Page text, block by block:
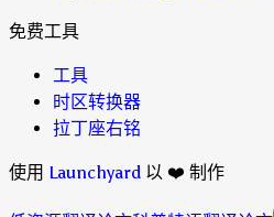
免费工具
工具
时区转换器
拉丁座右铭
使用 Launchyard 以 ❤️ 制作